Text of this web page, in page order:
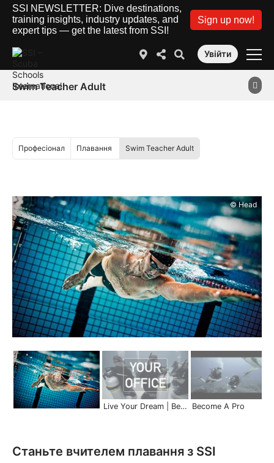
SSI NEWSLETTER: Dive destinations,
training insights, industry updates, and
expert tips — get the latest from SSI!
Sign up now!
Увійти
Swim Teacher Adult
Професіонал Плавання Swim Teacher Adult
© Head
Live Your Dream | Become a Pro Become A Pro
Станьте вчителем плавання з SSI